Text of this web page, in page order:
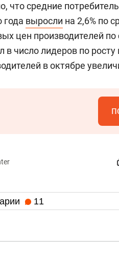
что средние
года выросли на 2,6% по
цен производителей по
в число лидеров по росту
в октябре
11